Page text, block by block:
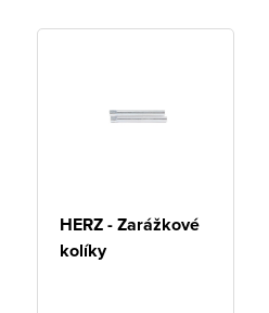
HERZ - Zarážkové
kolíky